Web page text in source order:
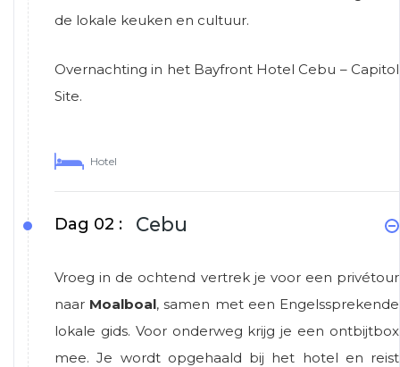
de lokale keuken en cultuur.
Overnachting in het Bayfront Hotel Cebu – Capitol
Site.
Hotel
Dag 02 : Cebu
Vroeg in de ochtend vertrek je voor een privétour
naar Moalboal, samen met een Engelssprekende
lokale gids. Voor onderweg krijg je een ontbijtbox
mee. Je wordt opgehaald bij het hotel en reist